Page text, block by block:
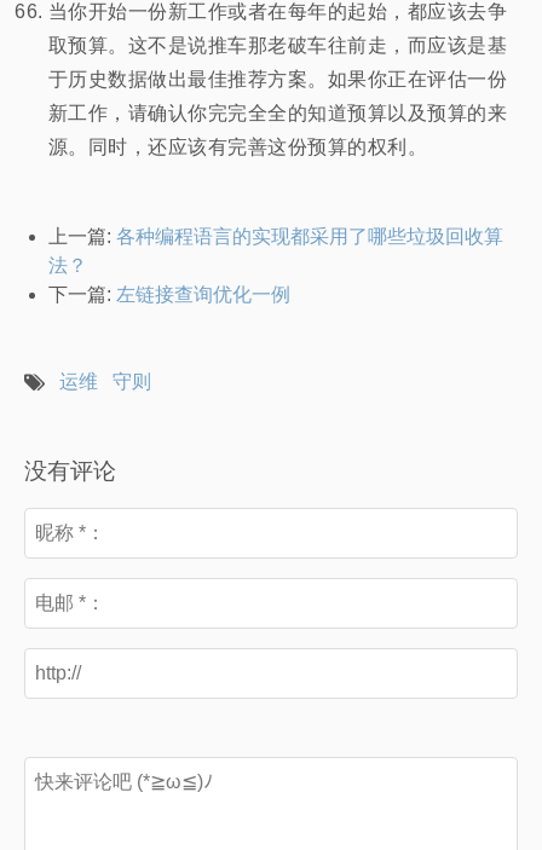
当你开始一份新工作或者在每年的起始，都应该去争
取预算。这不是说推车那老破车往前走，而应该是基
于历史数据做出最佳推荐方案。如果你正在评估一份
新工作，请确认你完完全全的知道预算以及预算的来
源。同时，还应该有完善这份预算的权利。
上一篇: 各种编程语言的实现都采用了哪些垃圾回收算
法？
下一篇: 左链接查询优化一例
运维 守则
没有评论